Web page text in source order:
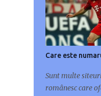
Care este
Sunt multe
românesc care